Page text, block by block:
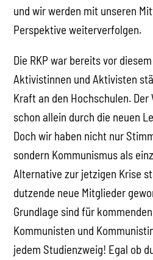
und wir werden mit unseren
Perspektive weiterverfolgen.
Die RKP war bereits vor
Aktivistinnen und Aktivisten
Kraft an den Hochschulen.
schon allein durch die neuen
Doch wir haben nicht nur
sondern Kommunismus als
Alternative zur jetzigen Krise
dutzende neue Mitglieder
Grundlage sind für
Kommunisten und
jedem Studienzweig! Egal ob